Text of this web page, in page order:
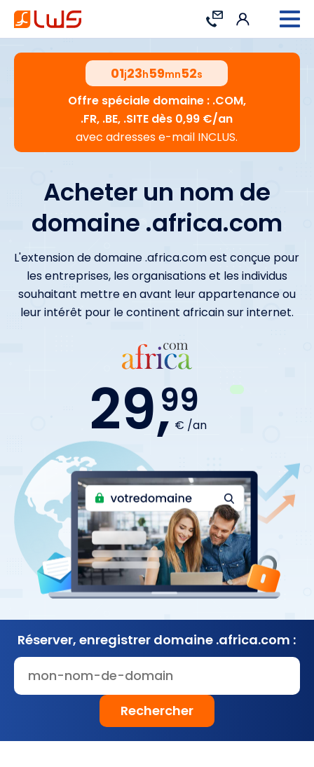
Contact Connexion
01j23h59mn51s
Offre spéciale domaine : .COM,
.FR, .BE, .SITE dès 0,99 €/an
avec adresses e-mail INCLUS.
Acheter un nom de
domaine .africa.com
L'extension de domaine .africa.com est conçue pour
les entreprises, les organisations et les individus
souhaitant mettre en avant leur appartenance ou
leur intérêt pour le continent africain sur internet.
29,99
€ /an
Réserver, enregistrer domaine .africa.com :
Rechercher